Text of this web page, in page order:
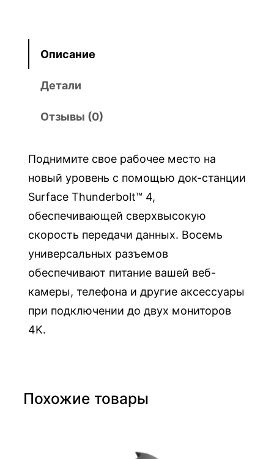
d
r
o
D
o
c
k
Описание
Детали
Отзывы (0)
Поднимите свое рабочее место на
новый уровень с помощью док-станции
Surface Thunderbolt™ 4,
обеспечивающей сверхвысокую
скорость передачи данных. Восемь
универсальных разъемов
обеспечивают питание вашей веб-
камеры, телефона и другие аксессуары
при подключении до двух мониторов
4K.
Похожие товары